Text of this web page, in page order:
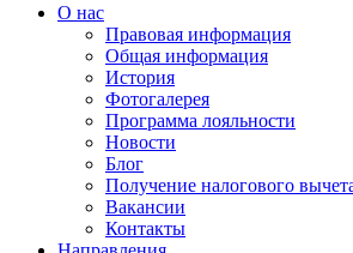
О нас
Правовая информация
Общая информация
История
Фотогалерея
Программа лояльности
Новости
Блог
Получение налогового
Вакансии
Контакты